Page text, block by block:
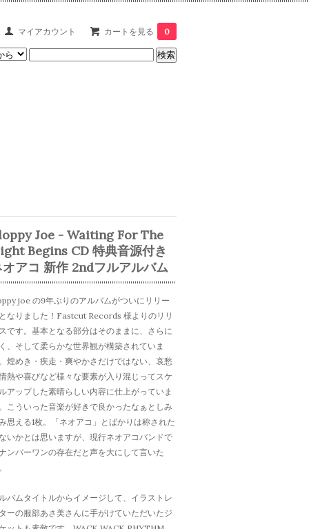
マイアカウント カートを見る 0
Joe - Waiting For The
Begins CD 特典音源付き
オアコ 新作 2ndフルアルバム
joe の9年ぶりのアルバムがついにリリー
なりました！Fastcut Records 様よりのリリ
です。基本となる部分はそのままに、さらに
、そして柔らかな世界観が構築されていま
煌めき・疾走・爽やかさだけではない、哀愁
熱や喜びなど様々な要素が入り混じってスケ
アップした素晴らしい内容に仕上がっていま
こういった音楽が好きで良かったなぁとしみ
思える1枚。「ネオアコ」とばかりは称された
いかとは思いますが、現行ネオアコバンドで
ンバーワンの存在だと声を大にして言いた
バムタイトルからイメージして、イラストレ
ーの服部あさ美さんに手がけていただいたジ